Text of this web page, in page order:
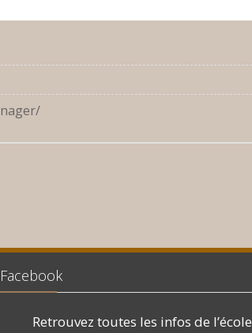
Facebook
Retrouvez toutes les infos de l’école